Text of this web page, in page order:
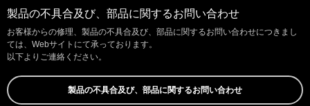
製品の不具合及び、部品に関するお問い合わせ
お客様からの修理、製品の不具合及び、部品に関するお問い合わせにつきまし
ては、Webサイトにて承っております。
以下よりご連絡ください。
製品の不具合及び、部品に関するお問い合わせ